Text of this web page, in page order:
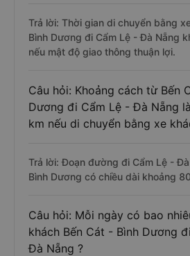
Trả lời: Thời gian di chuyển bằng
Bình Dương đi Cẩm Lệ - Đà Nẵng
nếu mật độ giao thông thuận lợi.
Câu hỏi: Khoảng cách từ Bến
Dương đi Cẩm Lệ - Đà Nẵng
km nếu di chuyển bằng xe
Trả lời: Đoạn đường đi Cẩm Lệ -
Bình Dương có chiều dài khoảng
Câu hỏi: Mỗi ngày có bao
khách Bến Cát - Bình Dương
Đà Nẵng ?